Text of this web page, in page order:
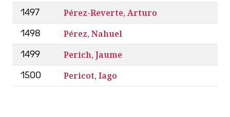
1497 Pérez-Reverte, Arturo
1498 Pérez, Nahuel
1499 Perich, Jaume
1500 Pericot, Iago